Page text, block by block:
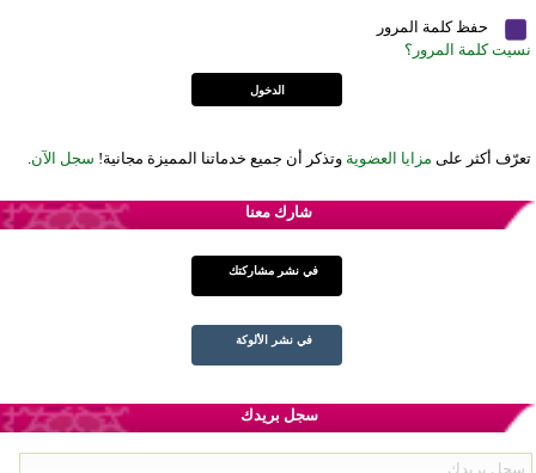
حفظ كلمة المرور
نسيت كلمة المرور؟
تعرّف أكثر على مزايا العضوية وتذكر أن جميع خدماتنا المميزة مجانية! سجل الآن.
شارك معنا
في نشر مشاركتك
في نشر الألوكة
سجل بريدك